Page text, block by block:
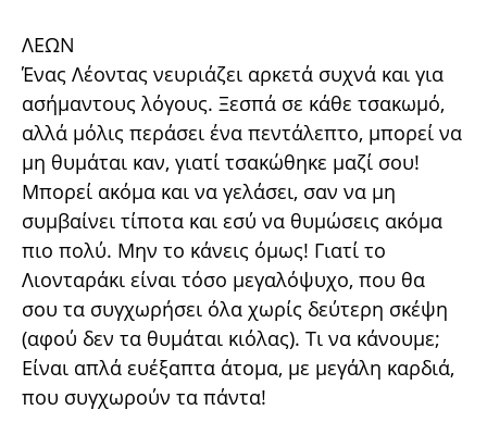
ΛΕΩΝ
Ένας Λέοντας νευριάζει αρκετά συχνά και για
ασήμαντους λόγους. Ξεσπά σε κάθε τσακωμό,
αλλά μόλις περάσει ένα πεντάλεπτο, μπορεί να
μη θυμάται καν, γιατί τσακώθηκε μαζί σου!
Μπορεί ακόμα και να γελάσει, σαν να μη
συμβαίνει τίποτα και εσύ να θυμώσεις ακόμα
πιο πολύ. Μην το κάνεις όμως! Γιατί το
Λιονταράκι είναι τόσο μεγαλόψυχο, που θα
σου τα συγχωρήσει όλα χωρίς δεύτερη σκέψη
(αφού δεν τα θυμάται κιόλας). Τι να κάνουμε;
Είναι απλά ευέξαπτα άτομα, με μεγάλη καρδιά,
που συγχωρούν τα πάντα!